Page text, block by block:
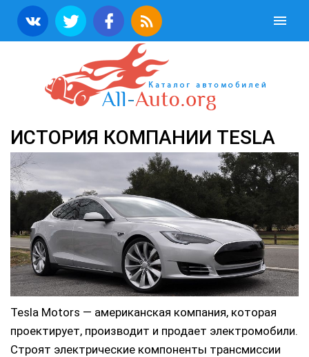
ИСТОРИЯ КОМПАНИИ TESLA
Tesla Motors — американская компания, которая
проектирует, производит и продает электромобили.
Строят электрические компоненты трансмиссии